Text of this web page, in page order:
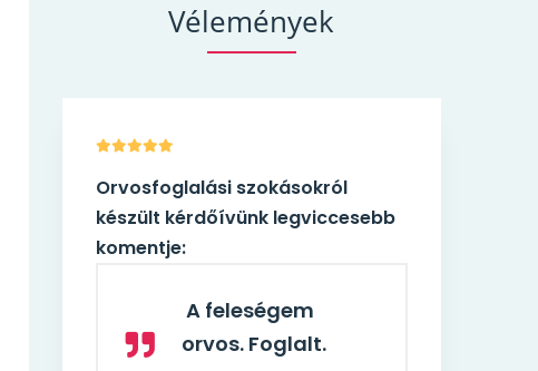
Vélemények
Orvosfoglalási szokásokról
készült kérdőívünk legviccesebb
komentje:
A feleségem
orvos. Foglalt.